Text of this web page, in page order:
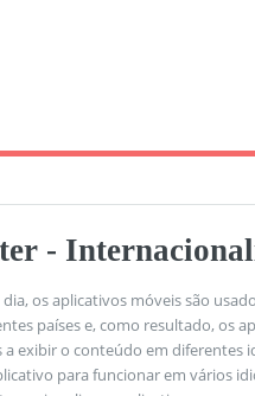
-
os aplicativos móveis são
países e, como resultado, os
a exibir o conteúdo em diferentes
para funcionar em vários